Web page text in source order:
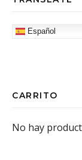
Español
CARRITO
No hay